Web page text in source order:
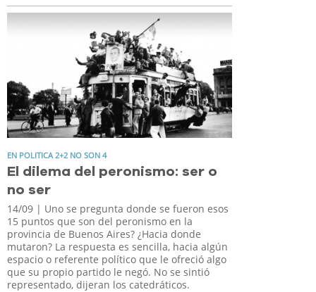
EN POLITICA 2+2 NO SON 4
El dilema del peronismo: ser o
no ser
14/09 | Uno se pregunta donde se fueron esos
15 puntos que son del peronismo en la
provincia de Buenos Aires? ¿Hacia donde
mutaron? La respuesta es sencilla, hacia algún
espacio o referente político que le ofreció algo
que su propio partido le negó. No se sintió
representado, dijeran los catedráticos.